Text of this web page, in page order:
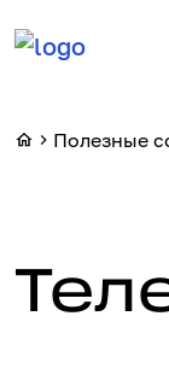
Полезные